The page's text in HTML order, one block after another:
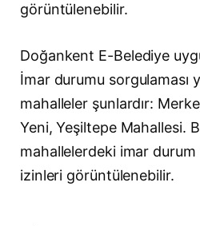
görüntülenebilir.
Doğankent E-Belediye
İmar durumu sorgulaması
mahalleler şunlardır:
Yeni, Yeşiltepe Mahallesi.
mahallelerdeki imar
izinleri görüntülenebilir.